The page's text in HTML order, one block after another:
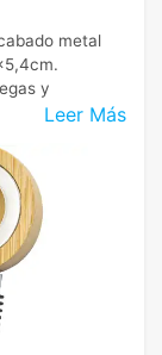
Leer Más
metal
y